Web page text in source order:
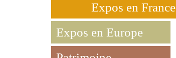
Expos en France
Expos en Europe